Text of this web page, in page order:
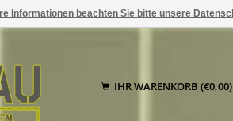
IHR WARENKORB (€0,00)
Informationen beachten Sie bitte unsere